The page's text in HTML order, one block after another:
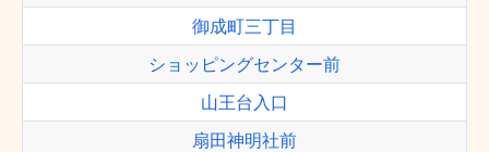
御成町三丁目
ショッピングセンター前
山王台入口
扇田神明社前